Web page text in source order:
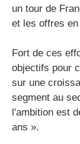
un tour de
et les offres
Fort de ces
objectifs pour
sur une
segment au
l'ambition est
ans ».